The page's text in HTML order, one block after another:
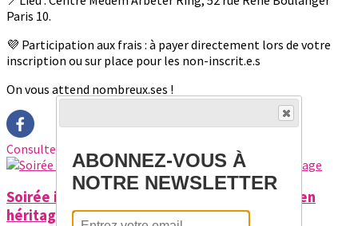
Paris 10.
💜 Participation aux frais : à payer directement lors de votre
inscription ou sur place pour les non-inscrit.e.s
On vous attend nombreux.ses !
Consultez également
Soirée intergénérationnelle / Le féminisme en
héritage
ABONNEZ-VOUS À
NOTRE NEWSLETTER